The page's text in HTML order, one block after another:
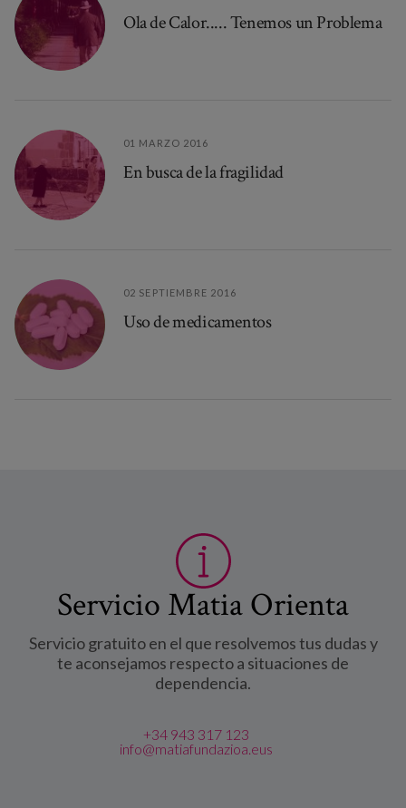
Ola de Calor..... Tenemos un Problema
01 MARZO 2016
En busca de la fragilidad
02 SEPTIEMBRE 2016
Uso de medicamentos
Servicio Matia Orienta
Servicio gratuito en el que resolvemos tus dudas y
te aconsejamos respecto a situaciones de
dependencia.
+34 943 317 123
info@matiafundazioa.eus